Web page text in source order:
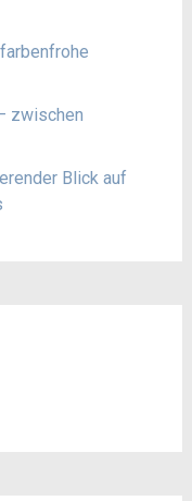
zwischen
Blick auf